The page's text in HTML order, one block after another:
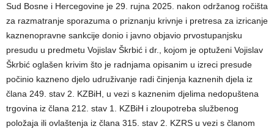
Sud Bosne i Hercegovine je 29. rujna 2025. nakon održanog ročišta
za razmatranje sporazuma o priznanju krivnje i pretresa za izricanje
kaznenopravne sankcije donio i javno objavio prvostupanjsku
presudu u predmetu Vojislav Škrbić i dr., kojom je optuženi Vojislav
Škrbić oglašen krivim što je radnjama opisanim u izreci presude
počinio kazneno djelo udruživanje radi činjenja kaznenih djela iz
člana 249. stav 2. KZBiH, u vezi s kaznenim djelima nedopuštena
trgovina iz člana 212. stav 1. KZBiH i zloupotreba službenog
položaja ili ovlaštenja iz člana 315. stav 2. KZRS u vezi s članom